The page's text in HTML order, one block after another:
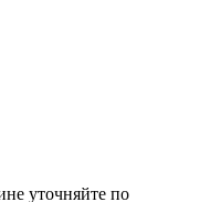
уточняйте по